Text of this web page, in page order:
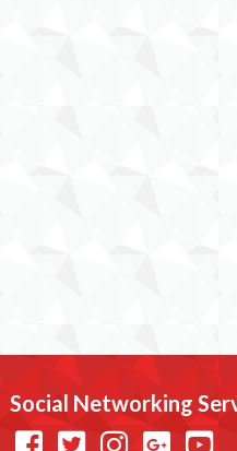
Social Networking